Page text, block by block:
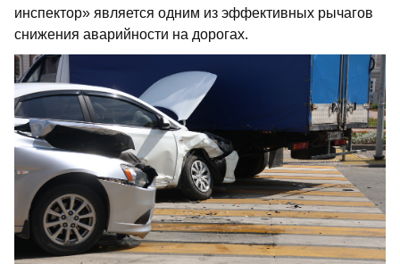
инспектор» является одним из эффективных рычагов
снижения аварийности на дорогах.